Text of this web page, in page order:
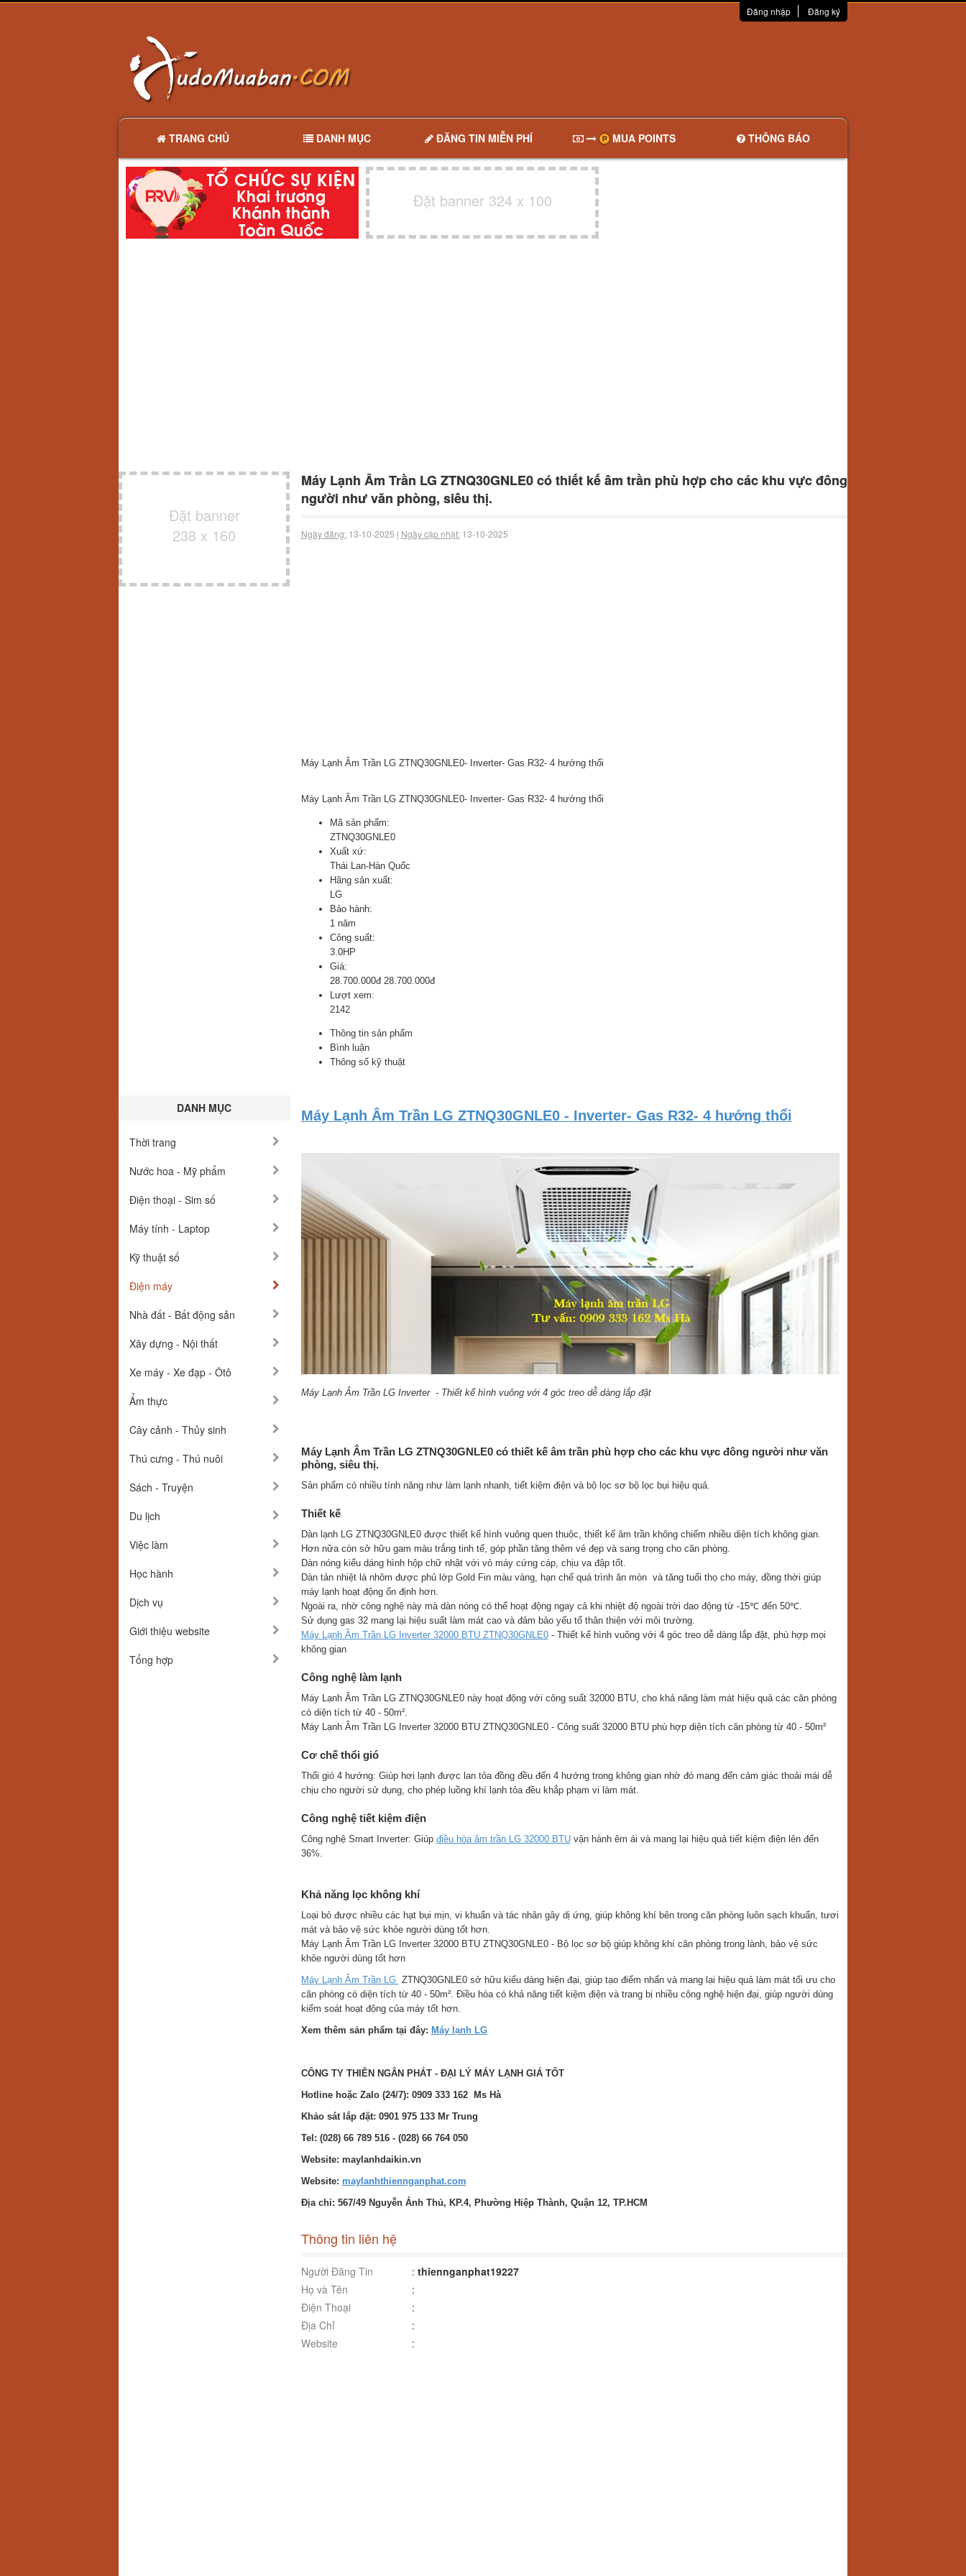
Đăng nhập Đăng ký
TRANG CHỦ DANH MỤC ĐĂNG TIN MIỄN PHÍ MUA POINTS THÔNG BÁO
Đặt banner 324 x 100
Đặt banner
238 x 160
DANH MỤC
Thời trang
Nước hoa - Mỹ phẩm
Điện thoại - Sim số
Máy tính - Laptop
Kỹ thuật số
Điện máy
Nhà đất - Bất động sản
Xây dựng - Nội thất
Xe máy - Xe đạp - Ôtô
Ẩm thực
Cây cảnh - Thủy sinh
Thú cưng - Thú nuôi
Sách - Truyện
Du lịch
Việc làm
Học hành
Dịch vụ
Giới thiệu website
Tổng hợp
Máy Lạnh Âm Trần LG ZTNQ30GNLE0 có thiết kế âm trần phù hợp cho các khu vực đông
người như văn phòng, siêu thị.
Ngày đăng:13-10-2025 | Ngày cập nhật:13-10-2025
Máy Lạnh Âm Trần LG ZTNQ30GNLE0- Inverter- Gas R32- 4 hướng thổi
Máy Lạnh Âm Trần LG ZTNQ30GNLE0- Inverter- Gas R32- 4 hướng thổi
Mã sản phẩm:
ZTNQ30GNLE0
Xuất xứ:
Thái Lan-Hàn Quốc
Hãng sản xuất:
LG
Bảo hành:
1 năm
Công suất:
3.0HP
Giá:
28.700.000đ 28.700.000đ
Lượt xem:
2142
Thông tin sản phẩm
Bình luận
Thông số kỹ thuật
Máy Lạnh Âm Trần LG ZTNQ30GNLE0 - Inverter- Gas R32- 4 hướng thổi
Máy Lạnh Âm Trần LG Inverter - Thiết kế hình vuông với 4 góc treo dễ dàng lắp đặt
Máy Lạnh Âm Trần LG ZTNQ30GNLE0 có thiết kế âm trần phù hợp cho các khu vực đông người như văn
phòng, siêu thị.
Sản phẩm có nhiều tính năng như làm lạnh nhanh, tiết kiệm điện và bộ lọc sơ bộ lọc bụi hiệu quả.
Thiết kế
Dàn lạnh LG ZTNQ30GNLE0 được thiết kế hình vuông quen thuộc, thiết kế âm trần không chiếm nhiều diện tích không gian.
Hơn nữa còn sở hữu gam màu trắng tinh tế, góp phần tăng thêm vẻ đẹp và sang trọng cho căn phòng.
Dàn nóng kiểu dáng hình hộp chữ nhật với vỏ máy cứng cáp, chịu va đập tốt.
Dàn tản nhiệt lá nhôm được phủ lớp Gold Fin màu vàng, hạn chế quá trình ăn mòn và tăng tuổi thọ cho máy, đồng thời giúp
máy lạnh hoạt động ổn định hơn.
Ngoài ra, nhờ công nghệ này mà dàn nóng có thể hoạt động ngay cả khi nhiệt độ ngoài trời dao động từ -15℃ đến 50℃.
Sử dụng gas 32 mang lại hiệu suất làm mát cao và đảm bảo yếu tố thân thiện với môi trường.
Máy Lạnh Âm Trần LG Inverter 32000 BTU ZTNQ30GNLE0- Thiết kế hình vuông với 4 góc treo dễ dàng lắp đặt, phù hợp mọi
không gian
Công nghệ làm lạnh
Máy Lạnh Âm Trần LG ZTNQ30GNLE0 này hoạt động với công suất 32000 BTU, cho khả năng làm mát hiệu quả các căn phòng
có diện tích từ 40 - 50m².
Máy Lạnh Âm Trần LG Inverter 32000 BTU ZTNQ30GNLE0 - Công suất 32000 BTU phù hợp diện tích căn phòng từ 40 - 50m²
Cơ chế thổi gió
Thổi gió 4 hướng: Giúp hơi lạnh được lan tỏa đồng đều đến 4 hướng trong không gian nhờ đó mang đến cảm giác thoải mái dễ
chịu cho người sử dụng, cho phép luồng khí lạnh tỏa đều khắp phạm vi làm mát.
Công nghệ tiết kiệm điện
Công nghệ Smart Inverter: Giúp điều hòa âm trần LG 32000 BTUvận hành êm ái và mang lại hiệu quả tiết kiệm điện lên đến
36%.
Khả năng lọc không khí
Loại bỏ được nhiều các hạt bụi mịn, vi khuẩn và tác nhân gây dị ứng, giúp không khí bên trong căn phòng luôn sạch khuẩn, tươi
mát và bảo vệ sức khỏe người dùng tốt hơn.
Máy Lạnh Âm Trần LG Inverter 32000 BTU ZTNQ30GNLE0 - Bộ lọc sơ bộ giúp không khí căn phòng trong lành, bảo vệ sức
khỏe người dùng tốt hơn
Máy Lạnh Âm Trần LG ZTNQ30GNLE0 sở hữu kiểu dáng hiện đại, giúp tạo điểm nhấn và mang lại hiệu quả làm mát tối ưu cho
căn phòng có diện tích từ 40 - 50m². Điều hòa có khả năng tiết kiệm điện và trang bị nhiều công nghệ hiện đại, giúp người dùng
kiểm soát hoạt động của máy tốt hơn.
Xem thêm sản phẩm tại đây: Máy lạnh LG
CÔNG TY THIÊN NGÂN PHÁT - ĐẠI LÝ MÁY LẠNH GIÁ TỐT
Hotline hoặc Zalo (24/7): 0909 333 162 Ms Hà
Khảo sát lắp đặt: 0901 975 133 Mr Trung
Tel: (028) 66 789 516 - (028) 66 764 050
Website: maylanhdaikin.vn
Website: maylanhthiennganphat.com
Địa chỉ: 567/49 Nguyễn Ảnh Thủ, KP.4, Phường Hiệp Thành, Quận 12, TP.HCM
Thông tin liên hệ
Người Đăng Tin : thiennganphat19227
Họ và Tên
:
Điện Thoại
:
Địa Chỉ
:
Website
: